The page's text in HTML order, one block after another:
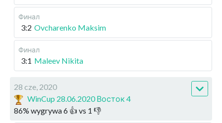
Финал
3:2 Ovcharenko Maksim
Финал
3:1 Maleev Nikita
28 cze, 2020
WinCup 28.06.2020 Восток 4
86% wygrywa6 👍 vs 1 👎